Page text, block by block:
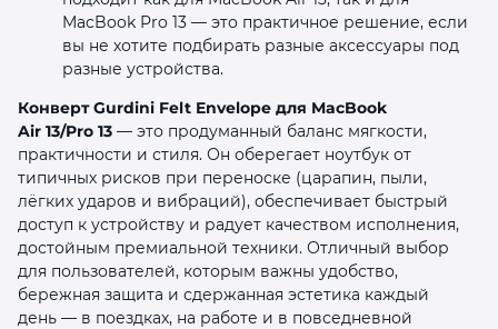
MacBook Pro 13 — это практичное решение, если
вы не хотите подбирать разные аксессуары под
разные устройства.
Конверт Gurdini Felt Envelope для MacBook
Air 13/Pro 13 — это продуманный баланс мягкости,
практичности и стиля. Он оберегает ноутбук от
типичных рисков при переноске (царапин, пыли,
лёгких ударов и вибраций), обеспечивает быстрый
доступ к устройству и радует качеством исполнения,
достойным премиальной техники. Отличный выбор
для пользователей, которым важны удобство,
бережная защита и сдержанная эстетика каждый
день — в поездках, на работе и в повседневной